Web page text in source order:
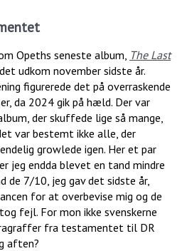
Opeths seneste album, The Last
udkom november sidste år.
figurerede det på overraskende
da 2024 gik på hæld. Der var
der skuffede lige så mange,
var bestemt ikke alle, der
growlede igen. Her et par
jeg endda blevet en tand mindre
de 7/10, jeg gav det sidste år,
for at overbevise mig og de
fejl. For mon ikke svenskerne
fra testamentet til DR
aften?